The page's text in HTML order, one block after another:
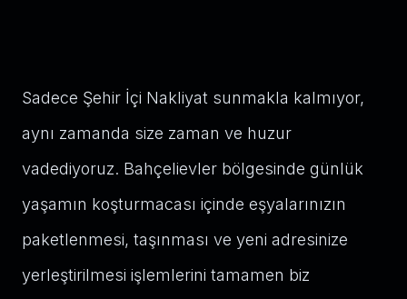
Sadece Şehir İçi Nakliyat sunmakla kalmıyor,
aynı zamanda size zaman ve huzur
vadediyoruz. Bahçelievler bölgesinde günlük
yaşamın koşturmacası içinde eşyalarınızın
paketlenmesi, taşınması ve yeni adresinize
yerleştirilmesi işlemlerini tamamen biz